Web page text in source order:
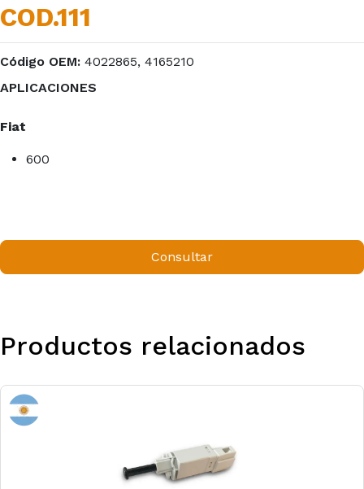
COD.111
Código OEM: 4022865, 4165210
APLICACIONES
Fiat
600
Consultar
Productos relacionados